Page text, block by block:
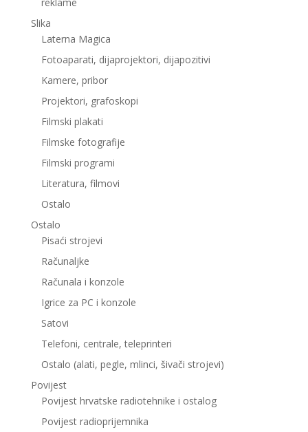
Slika
Laterna Magica
Fotoaparati, dijaprojektori, dijapozitivi
Kamere, pribor
Projektori, grafoskopi
Filmski plakati
Filmske fotografije
Filmski programi
Literatura, filmovi
Ostalo
Ostalo
Pisaći strojevi
Računaljke
Računala i konzole
Igrice za PC i konzole
Satovi
Telefoni, centrale, teleprinteri
Ostalo (alati, pegle, mlinci, šivači strojevi)
Povijest
Povijest hrvatske radiotehnike i ostalog
Povijest radioprijemnika